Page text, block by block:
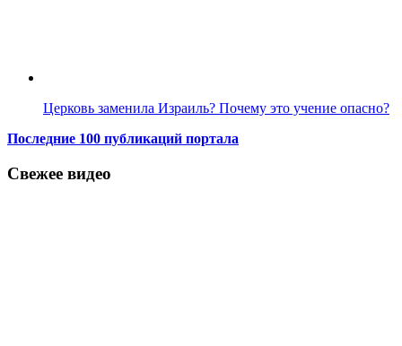
Церковь заменила Израиль? Почему это учение опасно?
Последние 100 публикаций портала
Свежее видео